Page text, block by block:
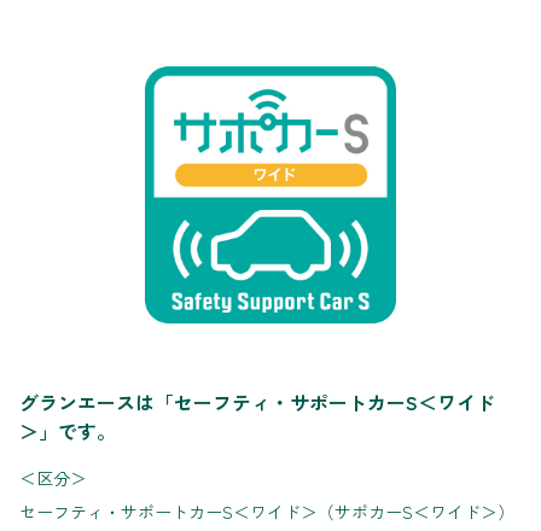
グランエースは「セーフティ・サポートカーS＜ワイド
＞」です。
＜区分＞
セーフティ・サポートカーS＜ワイド＞（サポカーS＜ワイド＞）